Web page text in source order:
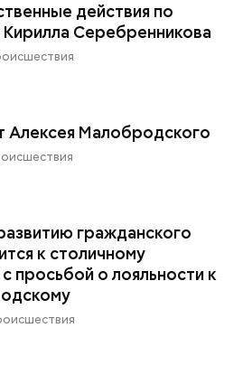
действия по
Серебренникова
Алексея Малобродского
гражданского
к столичному
просьбой о лояльности к